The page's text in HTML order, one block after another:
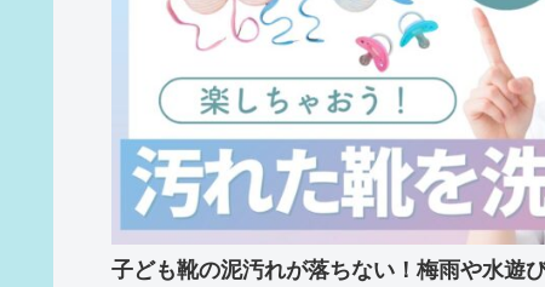
子ども靴の泥汚れが落ちない！梅雨や水遊